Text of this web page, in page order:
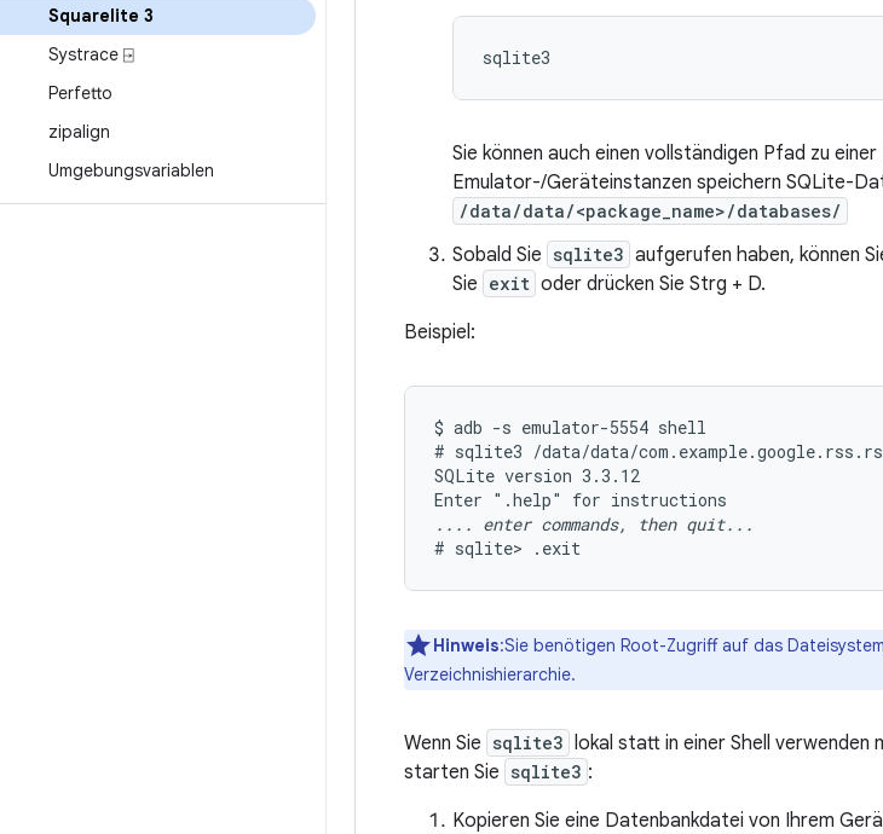
Squarelite 3
Systrace ⍈
Perfetto
zipalign
Umgebungsvariablen
sqlite3
Sie können auch einen vollständigen Pfad zu
Emulator-/Geräteinstanzen speichern SQLite-
/data/data/<package_name>/databases/
Sobald Sie sqlite3 aufgerufen haben, können
Sie exit oder drücken Sie Strg + D.
Beispiel:
$ adb -s emulator-5554 shell
# sqlite3 /data/data/
SQLite version 3.3.12
.... enter commands, then quit...
Hinweis:Sie benötigen Root-Zugriff auf das
Verzeichnishierarchie.
Wenn Sie sqlite3 lokal statt in einer Shell
starten Sie sqlite3 :
Kopieren Sie eine Datenbankdatei von Ihrem